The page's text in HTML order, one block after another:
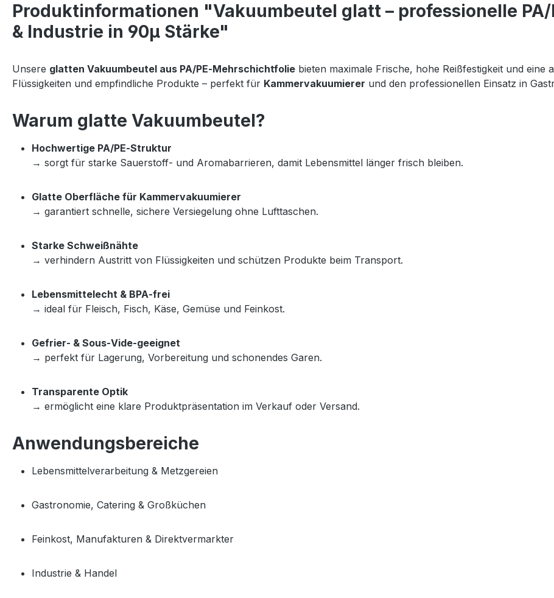
Produktinformationen "Vakuumbeutel glatt – professionelle
& Industrie in 90µ Stärke"
Unsere glatten Vakuumbeutel aus PA/PE‑Mehrschichtfolie bieten maximale Frische, hohe Reißfestigkeit und
Flüssigkeiten und empfindliche Produkte – perfekt für Kammervakuumierer und den professionellen Einsatz in
Warum glatte Vakuumbeutel?
Hochwertige PA/PE‑Struktur
→ sorgt für starke Sauerstoff‑ und Aromabarrieren, damit Lebensmittel länger frisch bleiben.
Glatte Oberfläche für Kammervakuumierer
→ garantiert schnelle, sichere Versiegelung ohne Lufttaschen.
Starke Schweißnähte
→ verhindern Austritt von Flüssigkeiten und schützen Produkte beim Transport.
Lebensmittelecht & BPA‑frei
→ ideal für Fleisch, Fisch, Käse, Gemüse und Feinkost.
Gefrier‑ & Sous‑Vide‑geeignet
→ perfekt für Lagerung, Vorbereitung und schonendes Garen.
Transparente Optik
→ ermöglicht eine klare Produktpräsentation im Verkauf oder Versand.
Anwendungsbereiche
Lebensmittelverarbeitung & Metzgereien
Gastronomie, Catering & Großküchen
Feinkost, Manufakturen & Direktvermarkter
Industrie & Handel